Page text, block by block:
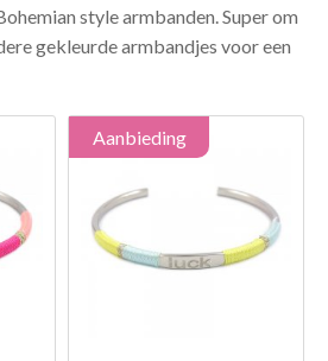
style armbanden. Super om
gekleurde armbandjes voor een
Aanbieding